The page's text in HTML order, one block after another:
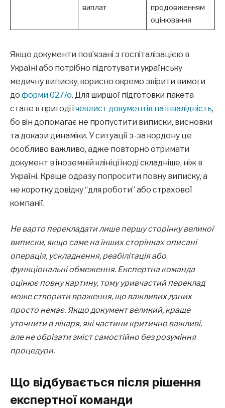
виплат
продовженням
оцінювання
Якщо документи пов’язані з госпіталізацією в
Україні або потрібно підготувати українську
медичну виписку, корисно окремо звірити вимоги
до форми 027/о. Для ширшої підготовки пакета
стане в пригоді і чеклист документів на інвалідність,
бо він допомагає не пропустити виписки, висновки
та докази динаміки. У ситуації з-за кордону це
особливо важливо, адже повторно отримати
документ в іноземній клініці іноді складніше, ніж в
Україні. Краще одразу попросити повну виписку, а
не коротку довідку “для роботи” або страхової
компанії.
Не варто перекладати лише першу сторінку великої
виписки, якщо саме на інших сторінках описані
операція, ускладнення, реабілітація або
функціональні обмеження. Експертна команда
оцінює повну картину, тому уривчастий переклад
може створити враження, що важливих даних
просто немає. Якщо документ великий, краще
уточнити в лікаря, які частини критично важливі,
але не обрізати зміст самостійно без розуміння
процедури.
Що відбувається після рішення
експертної команди